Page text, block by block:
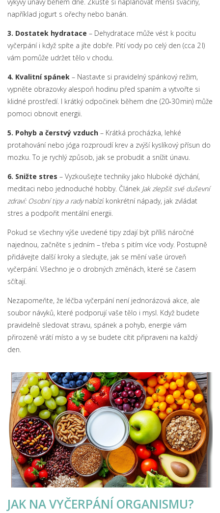
například jogurt s ořechy nebo banán.
3. Dostatek hydratace – Dehydratace může vést k pocitu
vyčerpání i když spíte a jíte dobře. Pití vody po celý den (cca 2 l)
vám pomůže udržet tělo v chodu.
4. Kvalitní spánek – Nastavte si pravidelný spánkový režim,
vypněte obrazovky alespoň hodinu před spaním a vytvořte si
klidné prostředí. I krátký odpočinek během dne (20‑30 min) může
pomoci obnovit energii.
5. Pohyb a čerstvý vzduch – Krátká procházka, lehké
protahování nebo jóga rozproudí krev a zvýší kyslíkový přísun do
mozku. To je rychlý způsob, jak se probudit a snížit únavu.
6. Snižte stres – Vyzkoušejte techniky jako hluboké dýchání,
meditaci nebo jednoduché hobby. Článek Jak zlepšit své duševní
zdraví: Osobní tipy a radynabízí konkrétní nápady, jak zvládat
stres a podpořit mentální energii.
Pokud se všechny výše uvedené tipy zdají být příliš náročné
najednou, začněte s jedním – třeba s pitím více vody. Postupně
přidávejte další kroky a sledujte, jak se mění vaše úroveň
vyčerpání. Všechno je o drobných změnách, které se časem
sčítají.
Nezapomeňte, že léčba vyčerpání není jednorázová akce, ale
soubor návyků, které podporují vaše tělo i mysl. Když budete
pravidelně sledovat stravu, spánek a pohyb, energie vám
přirozeně vrátí místo a vy se budete cítit připraveni na každý
den.
JAK NA VYČERPÁNÍ ORGANISMU?